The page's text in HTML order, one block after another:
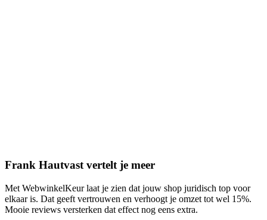
Frank Hautvast vertelt je meer
Met WebwinkelKeur laat je zien dat jouw shop juridisch top voor
elkaar is. Dat geeft vertrouwen en verhoogt je omzet tot wel 15%.
Mooie reviews versterken dat effect nog eens extra.